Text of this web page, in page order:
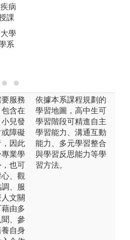
病
課
學
系
服務
含在
兒發
障礙
因此
業學
也可
、觀
、服
文關
由多
、參
自身
依據本系課程規劃的
學習地圖，高中生可
學習階段可精進自主
學習能力、溝通互動
能力、多元學習整合
與學習反思能力等學
習方法。